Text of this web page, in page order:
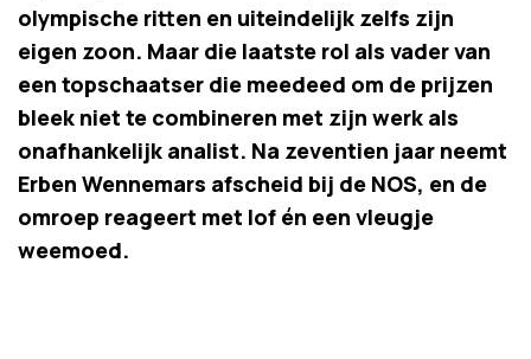
olympische ritten en uiteindelijk zelfs zijn
eigen zoon. Maar die laatste rol als vader van
een topschaatser die meedeed om de prijzen
bleek niet te combineren met zijn werk als
onafhankelijk analist. Na zeventien jaar neemt
Erben Wennemars afscheid bij de NOS, en de
omroep reageert met lof én een vleugje
weemoed.